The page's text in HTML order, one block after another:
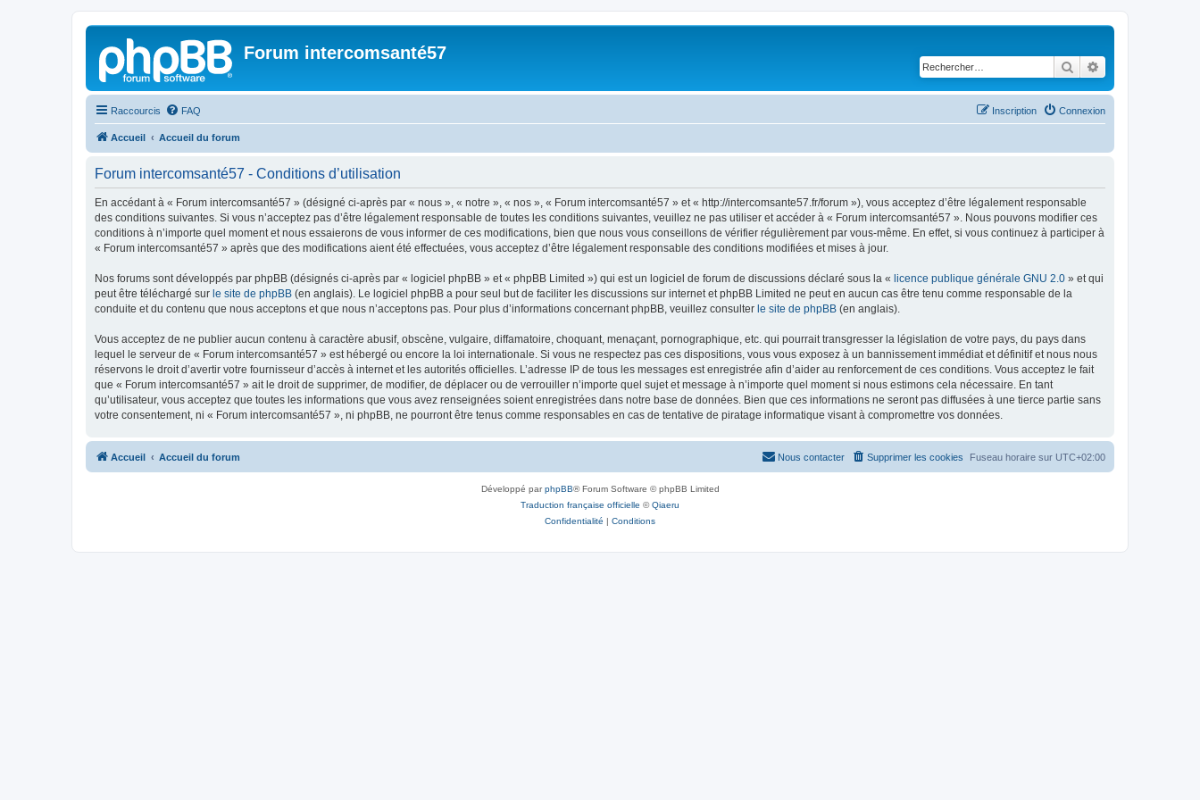
Forum intercomsanté57
Rechercher
Raccourcis FAQ Connexion
Inscription
Accueil Accueil du forum
Forum intercomsanté57 - Conditions d’utilisation
En accédant à « Forum intercomsanté57 » (désigné ci-après par « nous », « notre », « nos », « Forum intercomsanté57 » et « http://intercomsante57.fr/forum »), vous acceptez d’être légalement responsable
des conditions suivantes. Si vous n’acceptez pas d’être légalement responsable de toutes les conditions suivantes, veuillez ne pas utiliser et accéder à « Forum intercomsanté57 ». Nous pouvons modifier ces
conditions à n’importe quel moment et nous essaierons de vous informer de ces modifications, bien que nous vous conseillons de vérifier régulièrement par vous-même. En effet, si vous continuez à participer à
« Forum intercomsanté57 » après que des modifications aient été effectuées, vous acceptez d’être légalement responsable des conditions modifiées et mises à jour.
Nos forums sont développés par phpBB (désignés ci-après par « logiciel phpBB » et « phpBB Limited ») qui est un logiciel de forum de discussions déclaré sous la « licence publique générale GNU 2.0 » et qui
peut être téléchargé sur le site de phpBB (en anglais). Le logiciel phpBB a pour seul but de faciliter les discussions sur internet et phpBB Limited ne peut en aucun cas être tenu comme responsable de la
conduite et du contenu que nous acceptons et que nous n’acceptons pas. Pour plus d’informations concernant phpBB, veuillez consulter le site de phpBB (en anglais).
Vous acceptez de ne publier aucun contenu à caractère abusif, obscène, vulgaire, diffamatoire, choquant, menaçant, pornographique, etc. qui pourrait transgresser la législation de votre pays, du pays dans
lequel le serveur de « Forum intercomsanté57 » est hébergé ou encore la loi internationale. Si vous ne respectez pas ces dispositions, vous vous exposez à un bannissement immédiat et définitif et nous nous
réservons le droit d’avertir votre fournisseur d’accès à internet et les autorités officielles. L’adresse IP de tous les messages est enregistrée afin d’aider au renforcement de ces conditions. Vous acceptez le fait
que « Forum intercomsanté57 » ait le droit de supprimer, de modifier, de déplacer ou de verrouiller n’importe quel sujet et message à n’importe quel moment si nous estimons cela nécessaire. En tant
qu’utilisateur, vous acceptez que toutes les informations que vous avez renseignées soient enregistrées dans notre base de données. Bien que ces informations ne seront pas diffusées à une tierce partie sans
votre consentement, ni « Forum intercomsanté57 », ni phpBB, ne pourront être tenus comme responsables en cas de tentative de piratage informatique visant à compromettre vos données.
Accueil Accueil du forum Fuseau horaire sur UTC+02:00
Supprimer les cookies
Nous contacter
Développé parphpBB® Forum Software © phpBB Limited
Traduction française officielle ©Qiaeru
Confidentialité | Conditions